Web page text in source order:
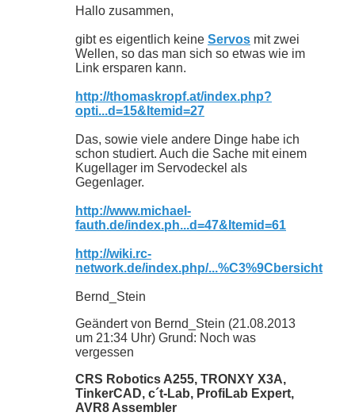
Hallo zusammen,
gibt es eigentlich keine Servos mit zwei
Wellen, so das man sich so etwas wie im
Link ersparen kann.
http://thomaskropf.at/index.php?
opti...d=15&Itemid=27
Das, sowie viele andere Dinge habe ich
schon studiert. Auch die Sache mit einem
Kugellager im Servodeckel als
Gegenlager.
http://www.michael-
fauth.de/index.ph...d=47&Itemid=61
http://wiki.rc-
network.de/index.php/...%C3%9Cbersicht
Bernd_Stein
Geändert von Bernd_Stein (21.08.2013
um 21:34 Uhr) Grund: Noch was
vergessen
CRS Robotics A255, TRONXY X3A,
TinkerCAD, c´t-Lab, ProfiLab Expert,
AVR8 Assembler